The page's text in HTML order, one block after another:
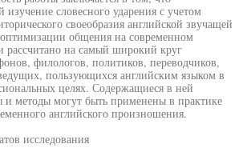
изучение словесного ударения с учетом
своеобразия английской звучащей
оптимизации общения на современном
рассчитано на самый широкий круг
филологов, политиков, переводчиков,
пользующихся английским языком в
целях. Содержащиеся в ней
и методы могут быть применены в практике
английского произношения.
исследования